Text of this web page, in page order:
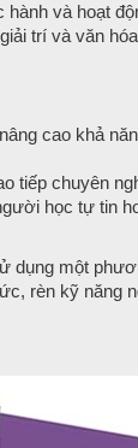
và hoạt
trí và văn
cao khả
tiếp chuyên
học tự tin
dụng một
rèn kỹ năng